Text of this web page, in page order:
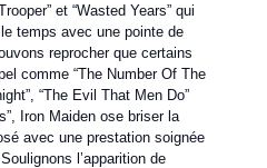
et “Wasted Years” qui
temps avec une pointe de
reprocher que certains
comme “The Number Of The
“The Evil That Men Do”
Iron Maiden ose briser la
avec une prestation soignée
l’apparition de